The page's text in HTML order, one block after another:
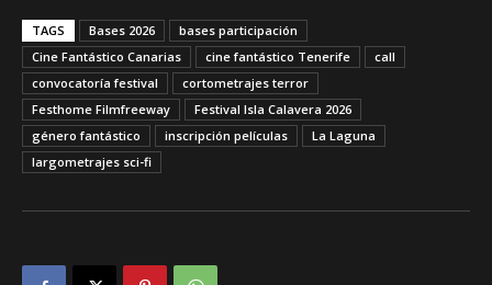
TAGS Bases 2026
bases participación
Cine Fantástico Canarias
cine fantástico Tenerife
call
convocatoría festival
cortometrajes terror
Festhome Filmfreeway
Festival Isla Calavera 2026
género fantástico
inscripción películas
La Laguna
largometrajes sci-fi